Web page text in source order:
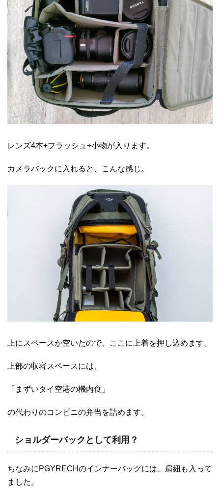
レンズ4本+フラッシュ+小物が入ります。
カメラバックに入れると、こんな感じ。
上にスペースが空いたので、ここに上着を押し込めます。
上部の収容スペースには、
「まずいタイ空港の機内食」
の代わりのコンビニの弁当を詰めます。
ショルダーバックとして利用？
ちなみにPGYRECHのインナーバッグには、肩紐も入って
ました。